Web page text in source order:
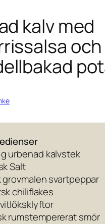
kalv med
och
urbenad kalvstek
Salt
grovmalen svartpeppar
chiliflakes
rumstempererat smör